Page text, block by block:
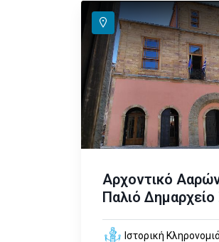
Αρχοντικό
Παλιό
Ιστορική